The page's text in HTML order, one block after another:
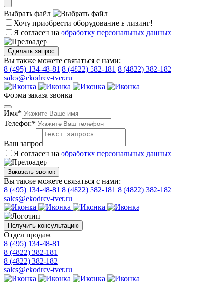
Выбрать файл
Хочу приобрести оборудование в лизинг!
Я согласен на обработку персональных данных
Сделать запрос
Вы также можете связаться с нами:
8 (495) 134-48-81 8 (4822) 382-181 8 (4822) 382-182
sales@ekodrev-tver.ru
Форма заказа звонка
Имя*
Телефон*
Ваш запрос
Я согласен на обработку персональных данных
Заказать звонок
Вы также можете связаться с нами:
8 (495) 134-48-81 8 (4822) 382-181 8 (4822) 382-182
sales@ekodrev-tver.ru
Получить консультацию
Отдел продаж
8 (495) 134-48-81
8 (4822) 382-181
8 (4822) 382-182
sales@ekodrev-tver.ru